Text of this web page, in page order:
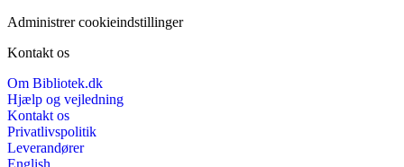
Administrer cookieindstillinger
Kontakt os
Om Bibliotek.dk
Hjælp og vejledning
Kontakt os
Privatlivspolitik
Leverandører
English